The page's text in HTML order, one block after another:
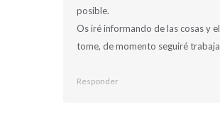
posible.
Os iré informando de las cosas y
tome, de momento seguiré
Responder